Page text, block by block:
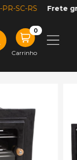
SC-RS Frete
Carrinho
0